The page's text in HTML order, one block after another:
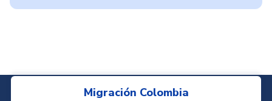
Migración Colombia